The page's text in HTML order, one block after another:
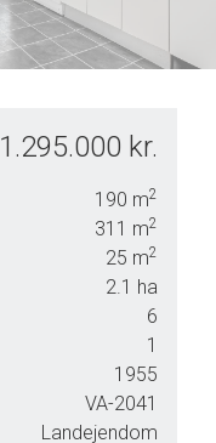
1.295.000 kr.
190 m2
311 m2
25 m2
2.1 ha
6
1
1955
VA-2041
Landejendom